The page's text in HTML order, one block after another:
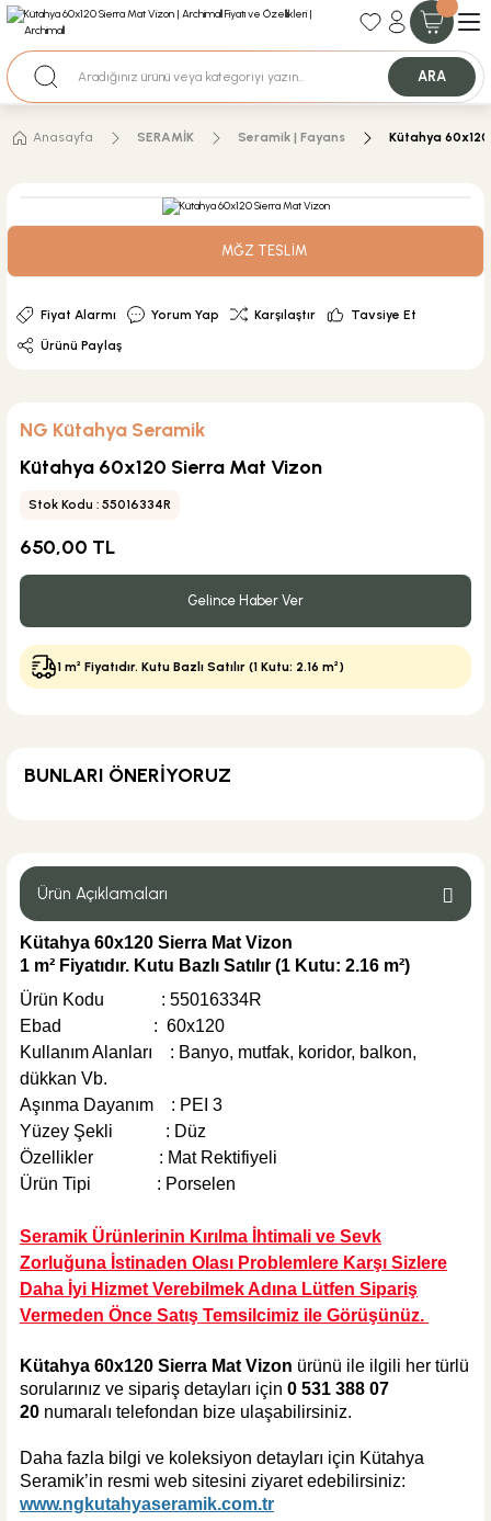
35+ Yıllık Tecrübe
Nakit Ödemeli Özel Fiyatlar için Bizden Teklif Alabilirsiniz.
ARA
Anasayfa SERAMİK Seramik | Fayans Kütahya
MĞZ TESLİM
Fiyat Alarmı Yorum Yap Karşılaştır
Tavsiye Et
Ürünü Paylaş
NG Kütahya Seramik
Kütahya 60x120 Sierra Mat Vizon
Stok Kodu : 55016334R
650,00 TL
Gelince Haber Ver
1 m² Fiyatıdır. Kutu Bazlı Satılır (1 Kutu: 2.16 m²)
BUNLARI ÖNERİYORUZ
445,00 TL
Sepete Ekle
Weber Yapı Kimyasalları
Weber Kol Flex Porselen Beyaz Yapıştırıcı 25 kg
495,00 TL
Sepete Ekle
Tesay Profil
Tesay Profil Fayans Tesviye Klipsi 2 mm
Ürün Açıklamaları
Kütahya 60x120 Sierra Mat Vizon
1 m² Fiyatıdır. Kutu Bazlı Satılır (1 Kutu: 2.16 m²)
Ürün Kodu : 55016334R
Ebad : 60x120
Kullanım Alanları : Banyo, mutfak, koridor, balkon,
dükkan Vb.
Aşınma Dayanım : PEI 3
Yüzey Şekli : Düz
Özellikler : Mat Rektifiyeli
Ürün Tipi : Porselen
Seramik Ürünlerinin Kırılma İhtimali ve Sevk
Zorluğuna İstinaden Olası Problemlere Karşı Sizlere
Daha İyi Hizmet Verebilmek Adına Lütfen Sipariş
Vermeden Önce Satış Temsilcimiz ile Görüşünüz.
Kütahya 60x120 Sierra Mat Vizon ürünü ile ilgili her türlü
sorularınız ve sipariş detayları için 0 531 388 07
20 numaralı telefondan bize ulaşabilirsiniz.
Daha fazla bilgi ve koleksiyon detayları için Kütahya
Seramik’in resmi web sitesini ziyaret edebilirsiniz:
www.ngkutahyaseramik.com.tr